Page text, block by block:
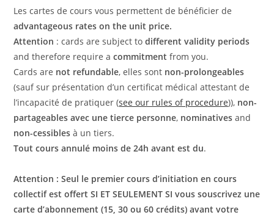
Les cartes de cours vous permettent de bénéficier de
advantageous rates on the unit price.
Attention : cards are subject todifferent validity periods
and therefore require acommitmentfrom you.
Cards are not refundable, elles sont non-prolongeables
(sauf sur présentation d’un certificat médical attestant de
l’incapacité de pratiquer (see our rules of procedure)), non-
partageables avec une tierce personne, nominatives and
non-cessibles à un tiers.
Tout cours annulé moins de 24h avant est du.
Attention : Seul le premier cours d’initiation en cours
collectif est offert SI ET SEULEMENT SI vous souscrivez une
carte d’abonnement (15, 30 ou 60 crédits) avant votre